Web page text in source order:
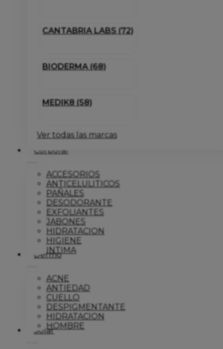
CANTABRIA LABS (72)
BIODERMA (68)
MEDIK8 (58)
Ver todas las marcas
Corporal
ACCESORIOS
ANTICELULITICOS
PAÑALES
DESODORANTE
EXFOLIANTES
JABONES
HIDRATACION
HIGIENE
INTIMA
Dermo
ACNE
ANTIEDAD
CUELLO
DESPIGMENTANTE
HIDRATACION
HOMBRE
Solar